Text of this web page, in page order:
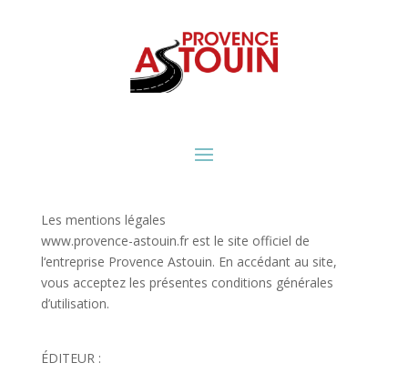
Les mentions légales
www.provence-astouin.fr est le site officiel de
l‘entreprise Provence Astouin. En accédant au site,
vous acceptez les présentes conditions générales
d’utilisation.
ÉDITEUR :